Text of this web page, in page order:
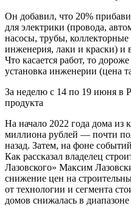
Он добавил, что 20%
для электрики (провода,
насосы, трубы,
инженерия, лаки и краски) и
Что касается работ, то
установка инженерии (цена
За неделю с 14 по 19 июня в
продукта
На начало 2022 года дома из
миллиона рублей — почти
назад. Затем, на фоне
Как рассказал владелец
Лазовского» Максим
снижение цен на
от технологии и сегмента
домов снижалась в